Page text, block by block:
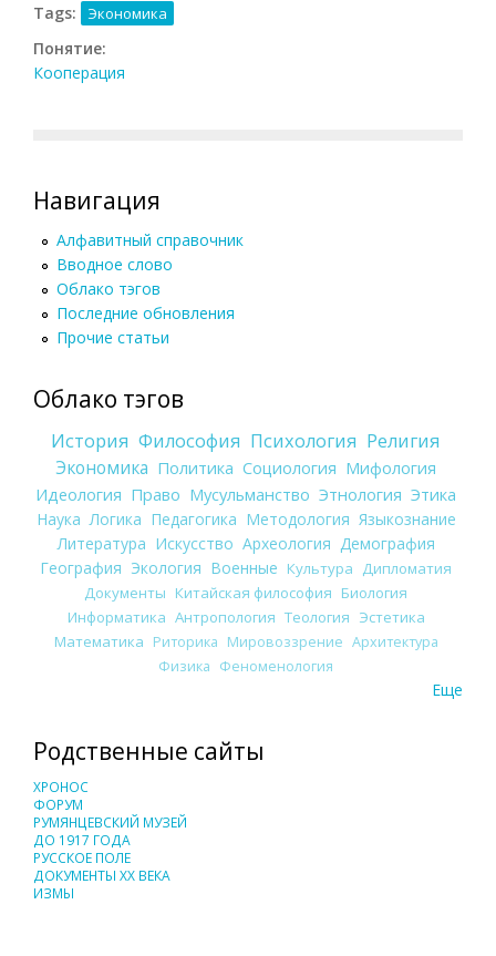
Tags: Экономика
Понятие:
Кооперация
Навигация
Алфавитный справочник
Вводное слово
Облако тэгов
Последние обновления
Прочие статьи
Облако тэгов
История Философия Психология Религия
Экономика Политика Социология Мифология
Идеология Право Мусульманство Этнология Этика
Наука Логика Педагогика Методология Языкознание
Литература Искусство Археология Демография
География Экология Военные Культура
Дипломатия
Документы Китайская философия Биология
Информатика Антропология Теология Эстетика
Математика Риторика Мировоззрение Архитектура
Физика Феноменология
Еще
Родственные сайты
ХРОНОС
ФОРУМ
РУМЯНЦЕВСКИЙ МУЗЕЙ
ДО 1917 ГОДА
РУССКОЕ ПОЛЕ
ДОКУМЕНТЫ XX ВЕКА
ИЗМЫ